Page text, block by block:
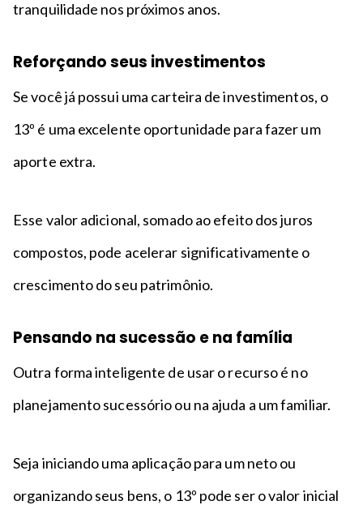
tranquilidade nos próximos anos.
Reforçando seus investimentos
Se você já possui uma carteira de investimentos, o
13º é uma excelente oportunidade para fazer um
aporte extra.
Esse valor adicional, somado ao efeito dos juros
compostos, pode acelerar significativamente o
crescimento do seu patrimônio.
Pensando na sucessão e na família
Outra forma inteligente de usar o recurso é no
planejamento sucessório ou na ajuda a um familiar.
Seja iniciando uma aplicação para um neto ou
organizando seus bens, o 13º pode ser o valor inicial